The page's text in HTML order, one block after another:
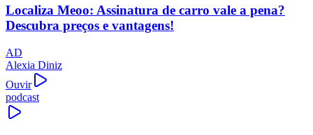
Localiza Meoo: Assinatura de carro vale a pena?
Descubra preços e vantagens!
AD
Alexia Diniz
Ouvir
podcast